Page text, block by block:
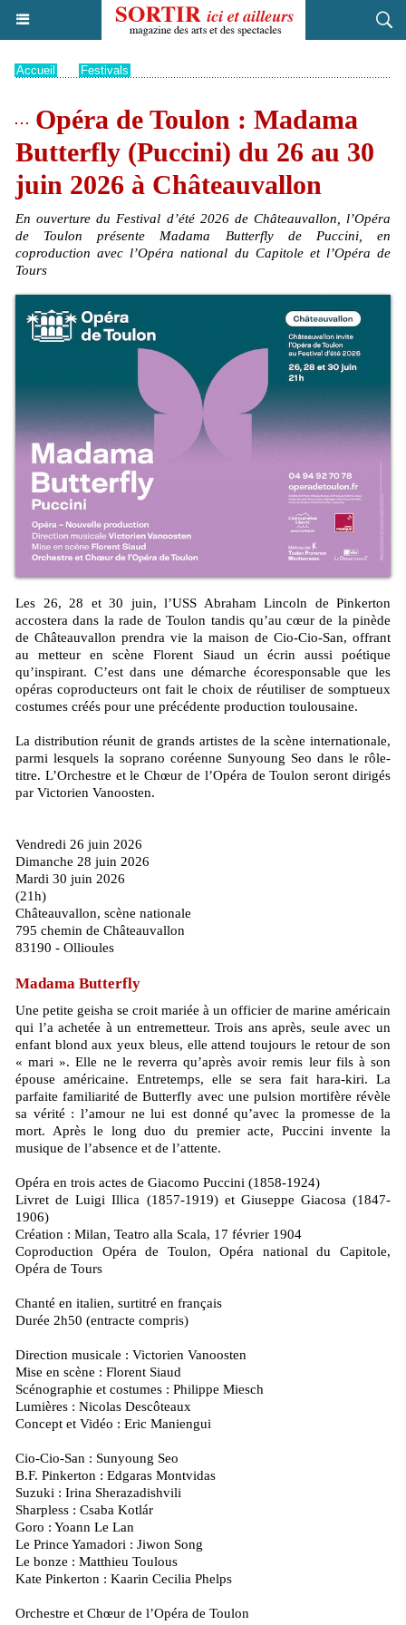
Accueil Festivals
Opéra de Toulon : Madama
Butterfly (Puccini) du 26 au 30
juin 2026 à Châteauvallon
En ouverture du Festival d’été 2026 de Châteauvallon, l’Opéra
de Toulon présente Madama Butterfly de Puccini, en
coproduction avec l’Opéra national du Capitole et l’Opéra de
Tours
Les 26, 28 et 30 juin, l’USS Abraham Lincoln de Pinkerton
accostera dans la rade de Toulon tandis qu’au cœur de la pinède
de Châteauvallon prendra vie la maison de Cio-Cio-San, offrant
au metteur en scène Florent Siaud un écrin aussi poétique
qu’inspirant. C’est dans une démarche écoresponsable que les
opéras coproducteurs ont fait le choix de réutiliser de somptueux
costumes créés pour une précédente production toulousaine.
La distribution réunit de grands artistes de la scène internationale,
parmi lesquels la soprano coréenne Sunyoung Seo dans le rôle-
titre. L’Orchestre et le Chœur de l’Opéra de Toulon seront dirigés
par Victorien Vanoosten.
Vendredi 26 juin 2026
Dimanche 28 juin 2026
Mardi 30 juin 2026
(21h)
Châteauvallon, scène nationale
795 chemin de Châteauvallon
83190 - Ollioules
Madama Butterfly
Une petite geisha se croit mariée à un officier de marine américain
qui l’a achetée à un entremetteur. Trois ans après, seule avec un
enfant blond aux yeux bleus, elle attend toujours le retour de son
« mari ». Elle ne le reverra qu’après avoir remis leur fils à son
épouse américaine. Entretemps, elle se sera fait hara-kiri. La
parfaite familiarité de Butterfly avec une pulsion mortifère révèle
sa vérité : l’amour ne lui est donné qu’avec la promesse de la
mort. Après le long duo du premier acte, Puccini invente la
musique de l’absence et de l’attente.
Opéra en trois actes de Giacomo Puccini (1858-1924)
Livret de Luigi Illica (1857-1919) et Giuseppe Giacosa (1847-
1906)
Création : Milan, Teatro alla Scala, 17 février 1904
Coproduction Opéra de Toulon, Opéra national du Capitole,
Opéra de Tours
Chanté en italien, surtitré en français
Durée 2h50 (entracte compris)
Direction musicale : Victorien Vanoosten
Mise en scène : Florent Siaud
Scénographie et costumes : Philippe Miesch
Lumières : Nicolas Descôteaux
Concept et Vidéo : Eric Maniengui
Cio-Cio-San : Sunyoung Seo
B.F. Pinkerton : Edgaras Montvidas
Suzuki : Irina Sherazadishvili
Sharpless : Csaba Kotlár
Goro : Yoann Le Lan
Le Prince Yamadori : Jiwon Song
Le bonze : Matthieu Toulous
Kate Pinkerton : Kaarin Cecilia Phelps
Orchestre et Chœur de l’Opéra de Toulon